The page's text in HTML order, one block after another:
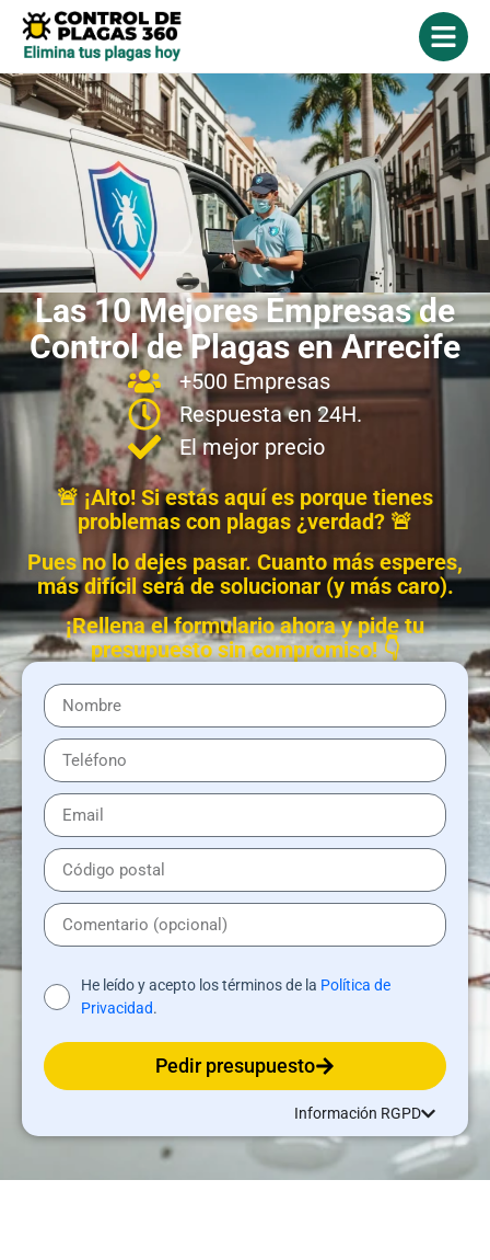
Las 10 Mejores Empresas de
Control de Plagas en Arrecife
+500 Empresas
Respuesta en 24H.
El mejor precio
🚨 ¡Alto! Si estás aquí es porque tienes
problemas con plagas ¿verdad? 🚨
Pues no lo dejes pasar. Cuanto más esperes,
más difícil será de solucionar (y más caro).
¡Rellena el formulario ahora y pide tu
presupuesto sin compromiso! 👇
He leído y acepto los términos de la Política de
Privacidad.
Pedir presupuesto
Información RGPD